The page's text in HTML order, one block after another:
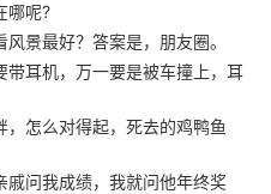
哪呢?
风景最好？答案是，朋友圈。
带耳机，万一要是被车撞上，耳
，怎么对得起，死去的鸡鸭鱼
戚问我成绩，我就问他年终奖